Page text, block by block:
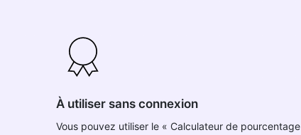
À utiliser sans connexion
Vous pouvez utiliser le « Calculateur de pourcentage